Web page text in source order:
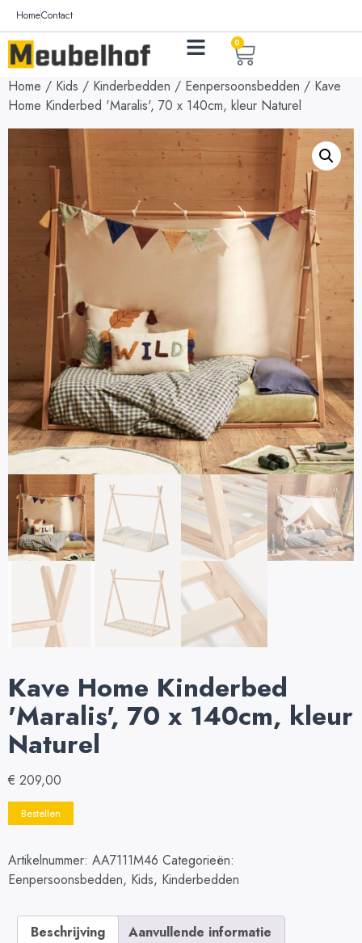
HomeContact
0
Home / Kids / Kinderbedden / Eenpersoonsbedden / Kave
Home Kinderbed 'Maralis', 70 x 140cm, kleur Naturel
Kave Home Kinderbed
'Maralis', 70 x 140cm, kleur
Naturel
€ 209,00
Bestellen
Artikelnummer: AA7111M46 Categorieën:
Eenpersoonsbedden, Kids, Kinderbedden
Beschrijving Aanvullende informatie